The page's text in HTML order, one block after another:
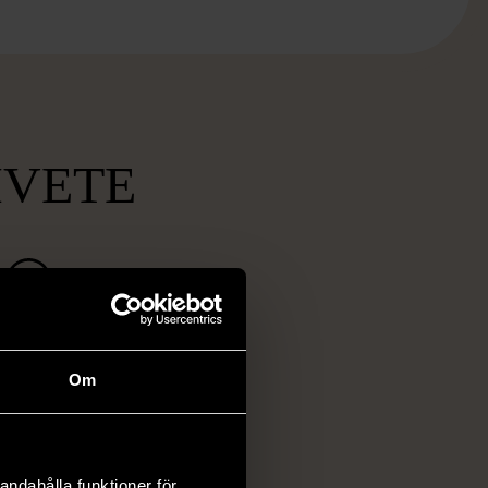
Om
prisvärda
ett brett utbud av
elektronik i våra